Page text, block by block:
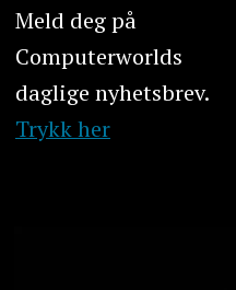
Meld deg på
Computerworlds
daglige nyhetsbrev.
Trykk her